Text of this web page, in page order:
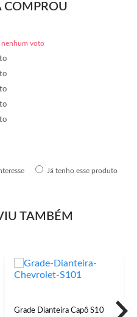
COMPROU
nenhum voto
Já tenho esse produto
TAMBÉM
Grade Dianteira Capô S10